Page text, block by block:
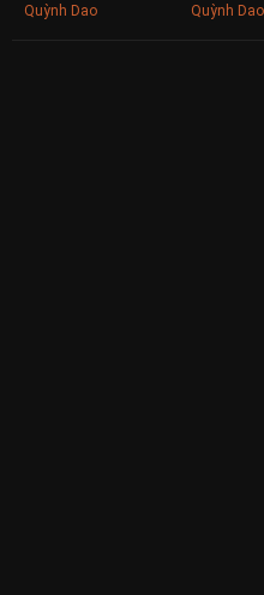
Quỳnh Dao Quỳnh Dao